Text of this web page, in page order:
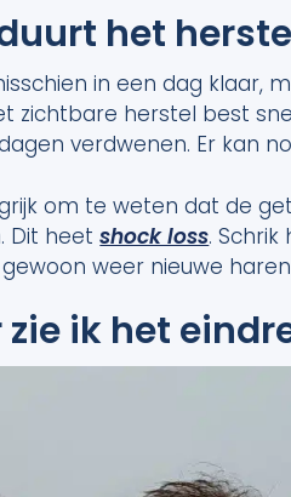
het
in een dag klaar,
zichtbare herstel best
verdwenen. Er kan
om te weten dat de
Dit heetshock loss.
weer nieuwe
ik het